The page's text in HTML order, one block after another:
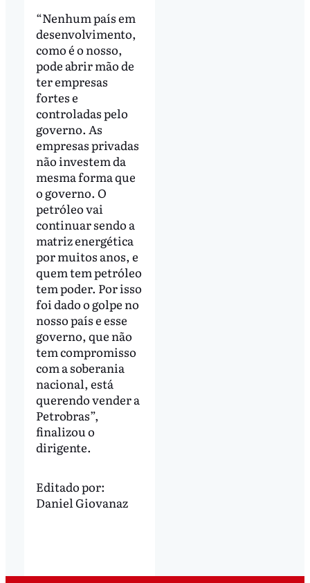
“Nenhum país em
desenvolvimento,
como é o nosso,
pode abrir mão de
ter empresas
fortes e
controladas pelo
governo. As
empresas privadas
não investem da
mesma forma que
o governo. O
petróleo vai
continuar sendo a
matriz energética
por muitos anos, e
quem tem petróleo
tem poder. Por isso
foi dado o golpe no
nosso país e esse
governo, que não
tem compromisso
com a soberania
nacional, está
querendo vender a
Petrobras”,
finalizou o
dirigente.
Editado por:
Daniel Giovanaz